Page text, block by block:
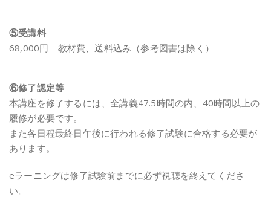
⑤受講料
68,000円 教材費、送料込み（参考図書は除く）
⑥修了認定等
本講座を修了するには、全講義47.5時間の内、40時間以上の
履修が必要です。
また各日程最終日午後に行われる修了試験に合格する必要が
あります。
eラーニングは修了試験前までに必ず視聴を終えてくださ
い。